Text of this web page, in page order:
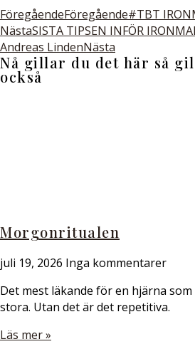
FöregåendeFöregående#TBT
NästaSISTA TIPSEN INFÖR
Andreas LindenNästa
Nå gillar du det här så
också
Morgonritualen
juli 19, 2026 Inga kommentarer
Det mest läkande för en hjärna
stora. Utan det är det repetitiva.
Läs mer »